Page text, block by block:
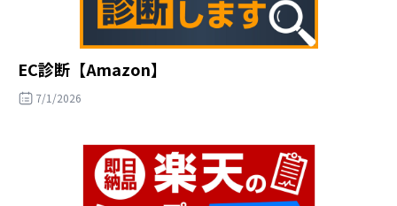
EC診断【Amazon】
7/1/2026